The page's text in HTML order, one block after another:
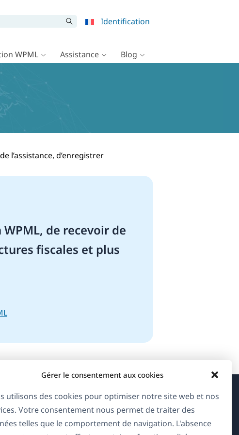
Gérer le consentement aux cookies
utilisons des cookies pour optimiser notre site web et nos
Votre consentement nous permet de traiter des
telles que le comportement de navigation. L'absence
Identification
WPML Assistance Blog
l’assistance, d’enregistrer
de recevoir de
fiscales et plus
À propos de WPML
RGPD & Politique de confidentialité